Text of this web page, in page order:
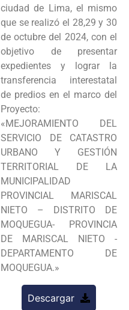
ciudad de Lima, el mismo
que se realizó el 28,29 y 30
de octubre del 2024, con el
objetivo de presentar
expedientes y lograr la
transferencia interestatal
de predios en el marco del
Proyecto:
«MEJORAMIENTO DEL
SERVICIO DE CATASTRO
URBANO Y GESTIÓN
TERRITORIAL DE LA
MUNICIPALIDAD
PROVINCIAL MARISCAL
NIETO – DISTRITO DE
MOQUEGUA- PROVINCIA
DE MARISCAL NIETO -
DEPARTAMENTO DE
MOQUEGUA.»
Descargar